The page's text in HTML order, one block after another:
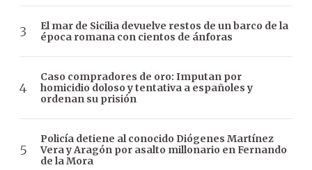
El mar de Sicilia devuelve restos de un barco de la
época romana con cientos de ánforas
Caso compradores de oro: Imputan por
homicidio doloso y tentativa a españoles y
ordenan su prisión
Policía detiene al conocido Diógenes Martínez
Vera y Aragón por asalto millonario en Fernando
de la Mora